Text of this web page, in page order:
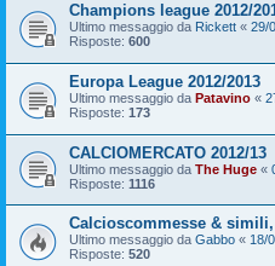
Champions league 2012/
Ultimo messaggio da Rickett « 29/
Risposte: 600
Europa League 2012/2013
Ultimo messaggio da Patavino «
Risposte: 173
CALCIOMERCATO 2012/13
Ultimo messaggio da The Huge «
Risposte: 1116
Calcioscommesse &
Ultimo messaggio da Gabbo « 18/
Risposte: 520